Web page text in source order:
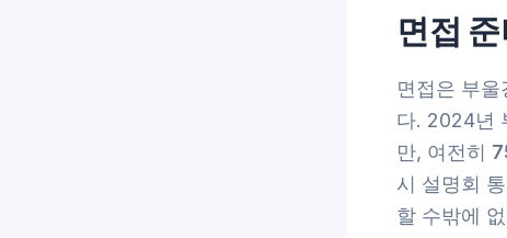
면접
면접은 부
다. 2024년
만, 여전히
시 설명회
할 수밖에